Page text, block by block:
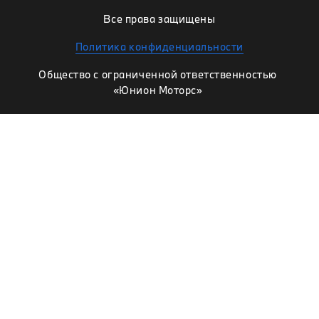
Все права защищены
Политика конфиденциальности
Общество с ограниченной ответственностью
«Юнион Моторс»